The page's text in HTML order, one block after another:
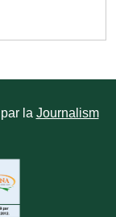
la Journalism